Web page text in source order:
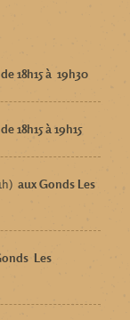
18h15 à 19h30
18h15 à 19h15
aux Gonds Les
Les